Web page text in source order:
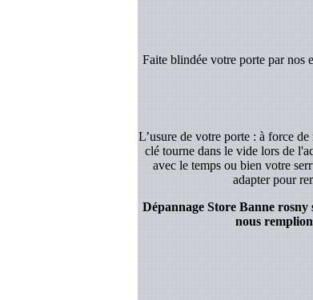
Faite blindée votre porte par nos
L’usure de votre porte : à force
clé tourne dans le vide lors de
avec le temps ou bien votre
adapter pour
Dépannage Store Banne
nous